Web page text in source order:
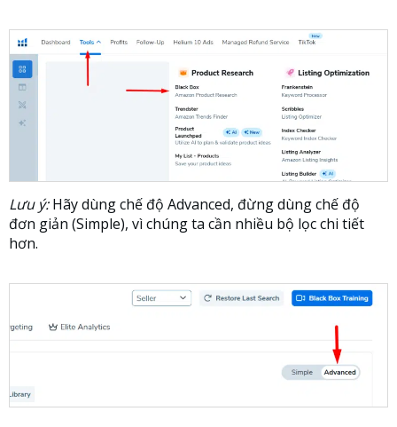
Lưu ý:Hãy dùng chế độ Advanced, đừng dùng chế độ
đơn giản (Simple), vì chúng ta cần nhiều bộ lọc chi tiết
hơn.